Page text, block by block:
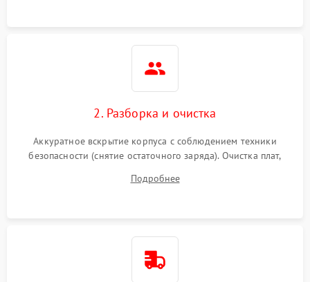
2. Разборка и очистка
Аккуратное вскрытие корпуса с соблюдением техники
безопасности (снятие остаточного заряда). Очистка плат,
и кистей для предотвращения перегрева и замыканий.
Подробнее